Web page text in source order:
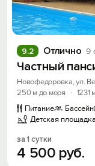
Отлично 9
9.2
Частный
Новофедоровка, ул.
250 м до моря
· 1231
Питание
Бассейн
Детская площадка
за 1 сутки
4 500 руб.